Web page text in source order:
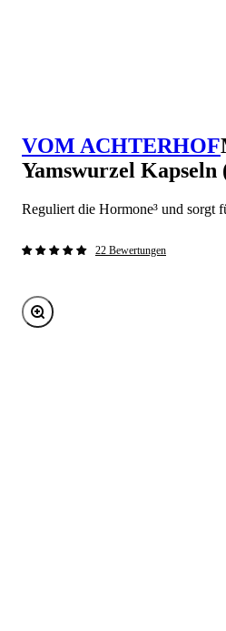
VOM ACHTERHOF
Yamswurzel Kapseln
Reguliert die Hormone³ und sorgt
22 Bewertungen
Bild vergrößern